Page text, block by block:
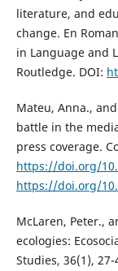
literature, and
change. En
in Language and
Routledge. DOI:
Mateu, Anna.,
battle in the
press coverage.
https://doi.org/
https://doi.org/
McLaren, Peter.,
ecologies:
Studies, 36(1), 27-